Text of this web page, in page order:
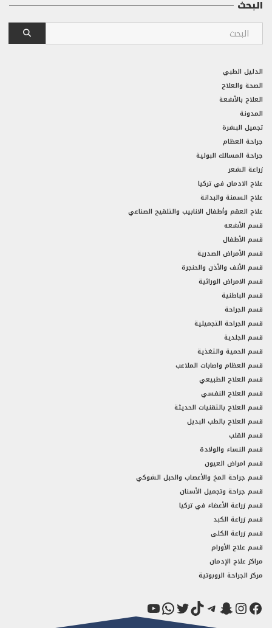
البحث
الدليل الطبي
الصحة والعلاج
العلاج بالأشعة
المدونة
تجميل البشرة
جراحة العظام
جراحة المسالك البولية
زراعة الشعر
علاج الادمان في تركيا
علاج السمنة والبدانة
علاج العقم وأطفال الانابيب والتلقيح الصناعي
قسم الأشعه
قسم الأطفال
قسم الأمراض الصدرية
قسم الأنف والأذن والحنجرة
قسم الامراض الوراثية
قسم الباطنية
قسم الجراحة
قسم الجراحة التجميلية
قسم الجلدية
قسم الحمية والتغذية
قسم العظام واصابات الملاعب
قسم العلاج الطبيعي
قسم العلاج النفسي
قسم العلاج بالتقنيات الحديثة
قسم العلاج بالطب البديل
قسم القلب
قسم النساء والولادة
قسم امراض العيون
قسم جراحة المخ والأعصاب والحبل الشوكي
قسم جراحة وتجميل الأسنان
قسم زراعة الأعضاء في تركيا
قسم زراعة الكبد
قسم زراعة الكلى
قسم علاج الأورام
مراكز علاج الإدمان
مركز الجراحة الروبوتية
فيسبوك
إنستجرام
سناب شاتتيليجرام
تيك توكتويترواتساب
يوتيوب